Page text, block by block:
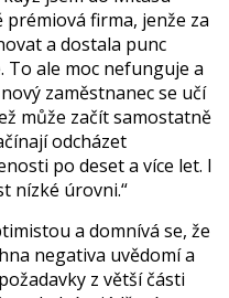
firma, jenže za
a dostala punc
To ale moc nefunguje a
zaměstnanec se učí
může začít samostatně
odcházet
po deset a více let. I
nízké úrovni.“
a domnívá se, že
negativa uvědomí a
z větší části